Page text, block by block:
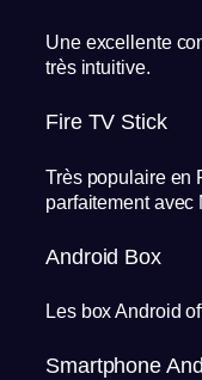
Une excellente
très intuitive.
Fire TV Stick
Très populaire en
parfaitement avec
Android Box
Les box Android
Smartphone